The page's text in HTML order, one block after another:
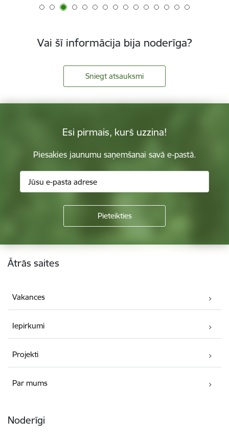
Vai šī informācija bija noderīga?
Sniegt atsauksmi
Esi pirmais, kurš uzzina!
Piesakies jaunumu saņemšanai savā e-pastā.
Kājene
Ātrās saites
Vakances
Iepirkumi
Projekti
Par mums
Noderīgi